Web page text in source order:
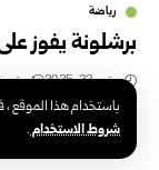
باستخدام هذا الموقع
شروط الاستخدام.
رياضة
برشلونة يفوز
سبتمبر 22, 2025 سبتمبر 22, 2025